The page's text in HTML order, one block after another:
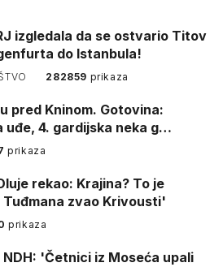
izgledala da se ostvario Titov
do Istanbula!
282859 prikaza
uđe, 4. gardijska neka g…
prikaza
rekao: Krajina? To je
zvao Krivousti'
prikaza
'Četnici iz Moseća upali